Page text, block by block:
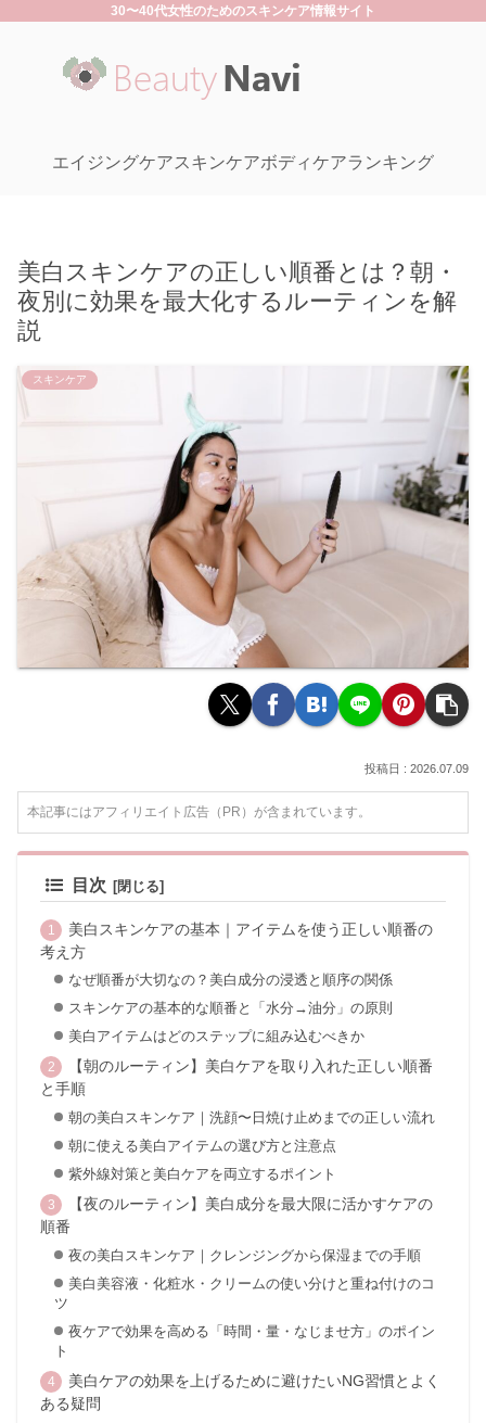
30〜40代女性のためのスキンケア情報サイト
エイジングケアスキンケアボディケアランキング
美白スキンケアの正しい順番とは？朝・
夜別に効果を最大化するルーティンを解
説
スキンケア
2026.07.09
本記事にはアフィリエイト広告（PR）が含まれています。
目次
美白スキンケアの基本｜アイテムを使う正しい順番の
考え方
なぜ順番が大切なの？美白成分の浸透と順序の関係
スキンケアの基本的な順番と「水分→油分」の原則
美白アイテムはどのステップに組み込むべきか
【朝のルーティン】美白ケアを取り入れた正しい順番
と手順
朝の美白スキンケア｜洗顔〜日焼け止めまでの正しい流れ
朝に使える美白アイテムの選び方と注意点
紫外線対策と美白ケアを両立するポイント
【夜のルーティン】美白成分を最大限に活かすケアの
順番
夜の美白スキンケア｜クレンジングから保湿までの手順
美白美容液・化粧水・クリームの使い分けと重ね付けのコ
ツ
夜ケアで効果を高める「時間・量・なじませ方」のポイン
ト
美白ケアの効果を上げるために避けたいNG習慣とよく
ある疑問